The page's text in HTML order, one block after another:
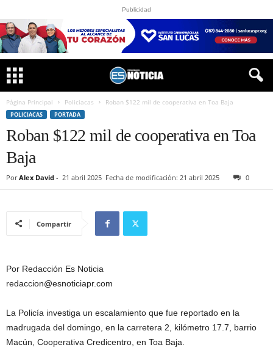
Publicidad
Página Principal Policiacas Roban $122 mil de cooperativa en Toa Baja
POLICIACAS PORTADA
Roban $122 mil de cooperativa en Toa
Baja
Por Alex David - 21 abril 2025 Fecha de modificación: 21 abril 2025 0
Compartir
Por Redacción Es Noticia
redaccion@esnoticiapr.com
La Policía investiga un escalamiento que fue reportado en la
madrugada del domingo, en la carretera 2, kilómetro 17.7, barrio
Macún, Cooperativa Credicentro, en Toa Baja.